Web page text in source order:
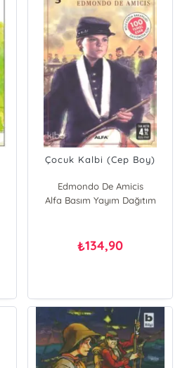
Çocuk Kalbi (Cep Boy)
Edmondo De Amicis
Alfa Basım Yayım Dağıtım
₺134,90